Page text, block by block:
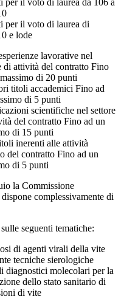
per il voto di laurea da 106 a
per il voto di laurea di
e lode
lavorative nel
di attività del contratto Fino
di 20 punti
titoli accademici Fino ad
di 5 punti
scientifiche nel settore
del contratto Fino ad un
di 15 punti
inerenti alle attività
del contratto Fino ad un
di 5 punti
la Commissione
complessivamente di
seguenti tematiche:
di agenti virali della vite
tecniche sierologiche
diagnostici molecolari per la
dello stato sanitario di
di vite